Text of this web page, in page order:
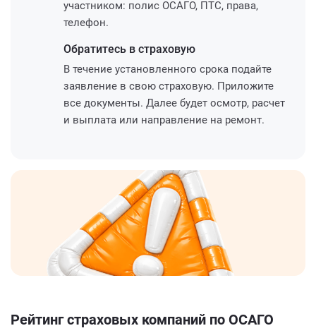
участником: полис ОСАГО, ПТС, права,
телефон.
Обратитесь в страховую
В течение установленного срока подайте
заявление в свою страховую. Приложите
все документы. Далее будет осмотр, расчет
и выплата или направление на ремонт.
Рейтинг страховых компаний по ОСАГО